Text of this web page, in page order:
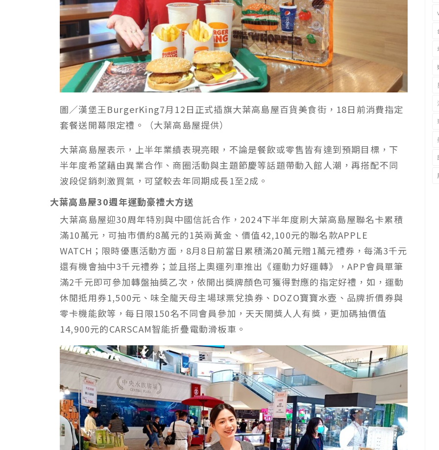
圖／漢堡王BurgerKing7月12日正式插旗大葉高島屋百貨美食街，18日前消費指定
套餐送開幕限定禮。（大葉高島屋提供）
大葉高島屋表示，上半年業績表現亮眼，不論是餐飲或零售皆有達到預期目標，下
半年度希望藉由異業合作、商圈活動與主題節慶等話題帶動入館人潮，再搭配不同
波段促銷刺激買氣，可望較去年同期成長1至2成。
大葉高島屋30週年運動豪禮大方送
大葉高島屋迎30周年特別與中國信託合作，2024下半年度刷大葉高島屋聯名卡累積
滿10萬元，可抽市價約8萬元的1英兩黃金、價值42,100元的聯名款APPLE
WATCH；限時優惠活動方面，8月8日前當日累積滿20萬元贈1萬元禮券，每滿3千元
還有機會抽中3千元禮券；並且搭上奧運列車推出《運動力好運轉》，APP會員單筆
滿2千元即可參加轉盤抽獎乙次，依開出獎牌顏色可獲得對應的指定好禮，如，運動
休閒抵用券1,500元、味全龍天母主場球票兌換券、DOZO寶寶水壺、品牌折價券與
零卡機能飲等，每日限150名不同會員參加，天天開獎人人有獎，更加碼抽價值
14,900元的CARSCAM智能折疊電動滑板車。